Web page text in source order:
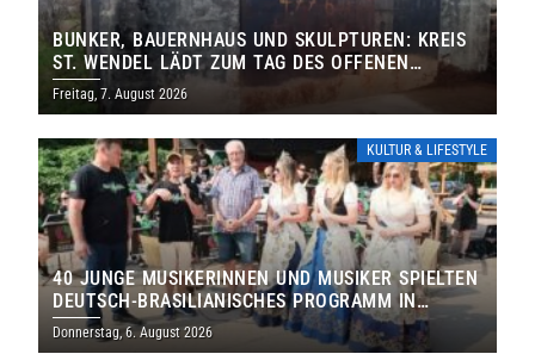
BUNKER, BAUERNHAUS UND SKULPTUREN: KREIS
ST. WENDEL LÄDT ZUM TAG DES OFFENEN
DENKMALS EIN
Freitag, 7. August 2026
KULTUR & LIFESTYLE
40 JUNGE MUSIKERINNEN UND MUSIKER SPIELTEN
DEUTSCH-BRASILIANISCHES PROGRAMM IN
THOLEY
Donnerstag, 6. August 2026